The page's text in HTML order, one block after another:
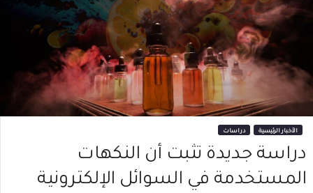
الأخبار الرئيسية دراسات
دراسة جديدة تثبت أن النكهات
المستخدمة في السوائل الإلكترونية